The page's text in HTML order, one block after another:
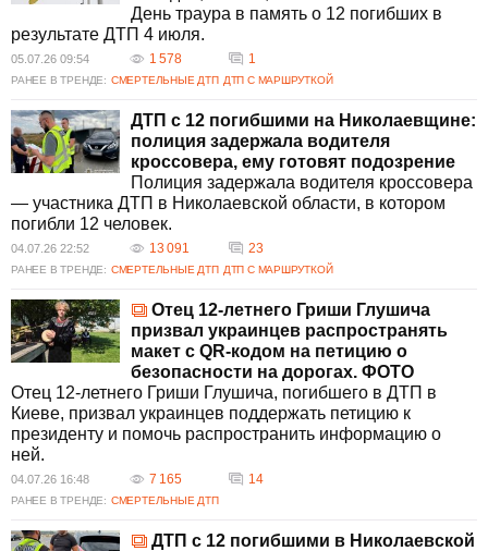
День траура в память о 12 погибших в
результате ДТП 4 июля.
05.07.26 09:54 1 578 1
РАНЕЕ В ТРЕНДЕ: СМЕРТЕЛЬНЫЕ ДТП ДТП С МАРШРУТКОЙ
ДТП с 12 погибшими на Николаевщине:
полиция задержала водителя
кроссовера, ему готовят подозрение
Полиция задержала водителя кроссовера
— участника ДТП в Николаевской области, в котором
погибли 12 человек.
04.07.26 22:52 13 091 23
РАНЕЕ В ТРЕНДЕ: СМЕРТЕЛЬНЫЕ ДТП ДТП С МАРШРУТКОЙ
Отец 12-летнего Гриши Глушича
призвал украинцев распространять
макет с QR-кодом на петицию о
безопасности на дорогах. ФОТО
Отец 12-летнего Гриши Глушича, погибшего в ДТП в
Киеве, призвал украинцев поддержать петицию к
президенту и помочь распространить информацию о
ней.
04.07.26 16:48 7 165 14
РАНЕЕ В ТРЕНДЕ: СМЕРТЕЛЬНЫЕ ДТП
ДТП с 12 погибшими в Николаевской